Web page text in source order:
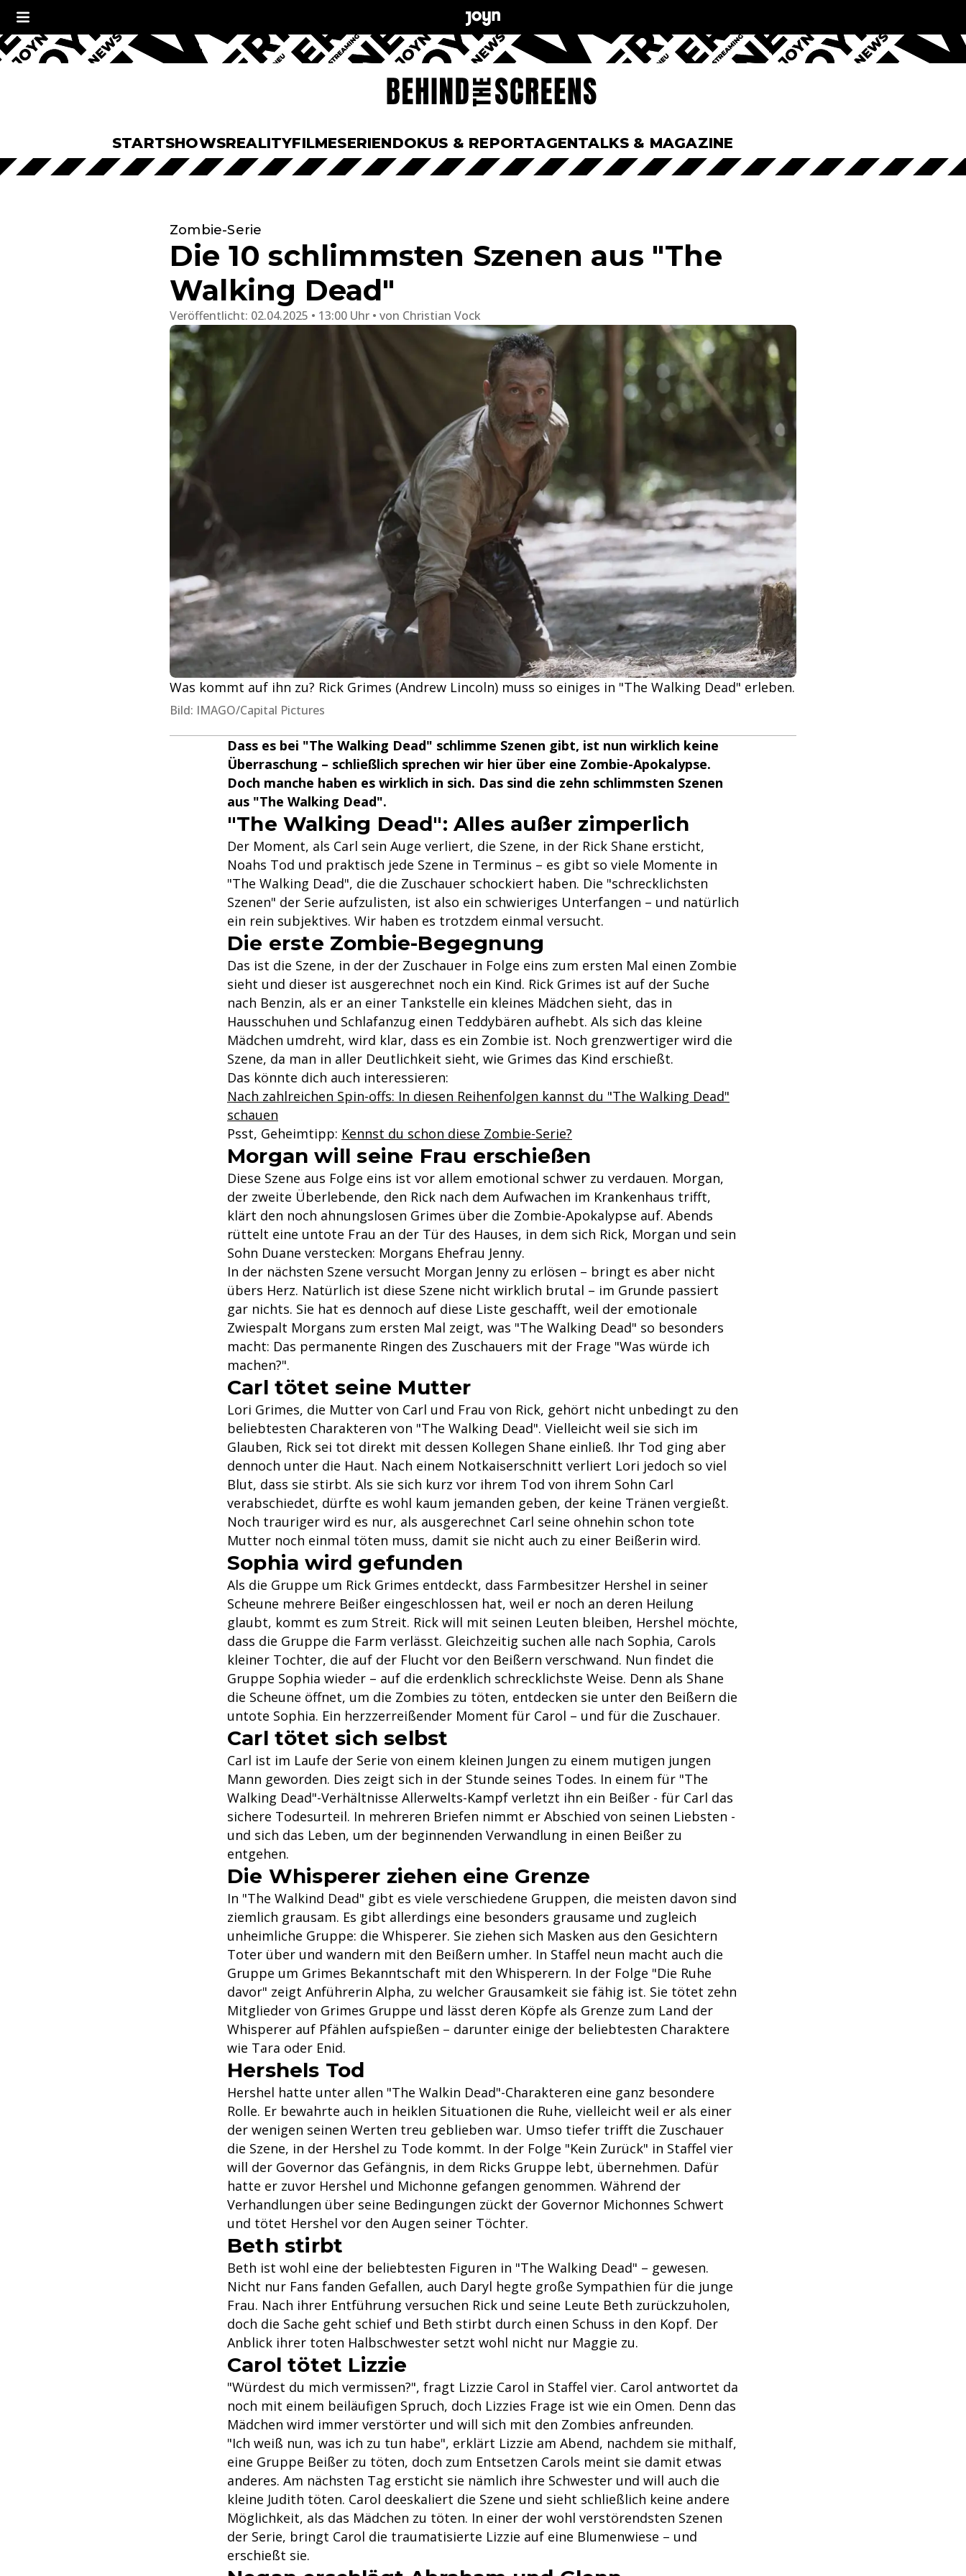
STARTSHOWSREALITYFILMESERIENDOKUS & REPORTAGENTALKS & MAGAZINE
Zombie-Serie
Die 10 schlimmsten Szenen aus "The
Walking Dead"
Veröffentlicht: 02.04.2025 • 13:00 Uhr von Christian Vock
Was kommt auf ihn zu? Rick Grimes (Andrew Lincoln) muss so einiges in "The Walking Dead" erleben.
Bild: IMAGO/Capital Pictures
Dass es bei "The Walking Dead" schlimme Szenen gibt, ist nun wirklich keine
Überraschung – schließlich sprechen wir hier über eine Zombie-Apokalypse.
Doch manche haben es wirklich in sich. Das sind die zehn schlimmsten Szenen
aus "The Walking Dead".
"The Walking Dead": Alles außer zimperlich
Der Moment, als Carl sein Auge verliert, die Szene, in der Rick Shane ersticht,
Noahs Tod und praktisch jede Szene in Terminus – es gibt so viele Momente in
"The Walking Dead", die die Zuschauer schockiert haben. Die "schrecklichsten
Szenen" der Serie aufzulisten, ist also ein schwieriges Unterfangen – und natürlich
ein rein subjektives. Wir haben es trotzdem einmal versucht.
Die erste Zombie-Begegnung
Das ist die Szene, in der der Zuschauer in Folge eins zum ersten Mal einen Zombie
sieht und dieser ist ausgerechnet noch ein Kind. Rick Grimes ist auf der Suche
nach Benzin, als er an einer Tankstelle ein kleines Mädchen sieht, das in
Hausschuhen und Schlafanzug einen Teddybären aufhebt. Als sich das kleine
Mädchen umdreht, wird klar, dass es ein Zombie ist. Noch grenzwertiger wird die
Szene, da man in aller Deutlichkeit sieht, wie Grimes das Kind erschießt.
Das könnte dich auch interessieren:
Nach zahlreichen Spin-offs: In diesen Reihenfolgen kannst du "The Walking Dead"
schauen
Psst, Geheimtipp: Kennst du schon diese Zombie-Serie?
Morgan will seine Frau erschießen
Diese Szene aus Folge eins ist vor allem emotional schwer zu verdauen. Morgan,
der zweite Überlebende, den Rick nach dem Aufwachen im Krankenhaus trifft,
klärt den noch ahnungslosen Grimes über die Zombie-Apokalypse auf. Abends
rüttelt eine untote Frau an der Tür des Hauses, in dem sich Rick, Morgan und sein
Sohn Duane verstecken: Morgans Ehefrau Jenny.
In der nächsten Szene versucht Morgan Jenny zu erlösen – bringt es aber nicht
übers Herz. Natürlich ist diese Szene nicht wirklich brutal – im Grunde passiert
gar nichts. Sie hat es dennoch auf diese Liste geschafft, weil der emotionale
Zwiespalt Morgans zum ersten Mal zeigt, was "The Walking Dead" so besonders
macht: Das permanente Ringen des Zuschauers mit der Frage "Was würde ich
machen?".
Carl tötet seine Mutter
Lori Grimes, die Mutter von Carl und Frau von Rick, gehört nicht unbedingt zu den
beliebtesten Charakteren von "The Walking Dead". Vielleicht weil sie sich im
Glauben, Rick sei tot direkt mit dessen Kollegen Shane einließ. Ihr Tod ging aber
dennoch unter die Haut. Nach einem Notkaiserschnitt verliert Lori jedoch so viel
Blut, dass sie stirbt. Als sie sich kurz vor ihrem Tod von ihrem Sohn Carl
verabschiedet, dürfte es wohl kaum jemanden geben, der keine Tränen vergießt.
Noch trauriger wird es nur, als ausgerechnet Carl seine ohnehin schon tote
Mutter noch einmal töten muss, damit sie nicht auch zu einer Beißerin wird.
Sophia wird gefunden
Als die Gruppe um Rick Grimes entdeckt, dass Farmbesitzer Hershel in seiner
Scheune mehrere Beißer eingeschlossen hat, weil er noch an deren Heilung
glaubt, kommt es zum Streit. Rick will mit seinen Leuten bleiben, Hershel möchte,
dass die Gruppe die Farm verlässt. Gleichzeitig suchen alle nach Sophia, Carols
kleiner Tochter, die auf der Flucht vor den Beißern verschwand. Nun findet die
Gruppe Sophia wieder – auf die erdenklich schrecklichste Weise. Denn als Shane
die Scheune öffnet, um die Zombies zu töten, entdecken sie unter den Beißern die
untote Sophia. Ein herzzerreißender Moment für Carol – und für die Zuschauer.
Carl tötet sich selbst
Carl ist im Laufe der Serie von einem kleinen Jungen zu einem mutigen jungen
Mann geworden. Dies zeigt sich in der Stunde seines Todes. In einem für "The
Walking Dead"-Verhältnisse Allerwelts-Kampf verletzt ihn ein Beißer - für Carl das
sichere Todesurteil. In mehreren Briefen nimmt er Abschied von seinen Liebsten -
und sich das Leben, um der beginnenden Verwandlung in einen Beißer zu
entgehen.
Die Whisperer ziehen eine Grenze
In "The Walkind Dead" gibt es viele verschiedene Gruppen, die meisten davon sind
ziemlich grausam. Es gibt allerdings eine besonders grausame und zugleich
unheimliche Gruppe: die Whisperer. Sie ziehen sich Masken aus den Gesichtern
Toter über und wandern mit den Beißern umher. In Staffel neun macht auch die
Gruppe um Grimes Bekanntschaft mit den Whisperern. In der Folge "Die Ruhe
davor" zeigt Anführerin Alpha, zu welcher Grausamkeit sie fähig ist. Sie tötet zehn
Mitglieder von Grimes Gruppe und lässt deren Köpfe als Grenze zum Land der
Whisperer auf Pfählen aufspießen – darunter einige der beliebtesten Charaktere
wie Tara oder Enid.
Hershels Tod
Hershel hatte unter allen "The Walkin Dead"-Charakteren eine ganz besondere
Rolle. Er bewahrte auch in heiklen Situationen die Ruhe, vielleicht weil er als einer
der wenigen seinen Werten treu geblieben war. Umso tiefer trifft die Zuschauer
die Szene, in der Hershel zu Tode kommt. In der Folge "Kein Zurück" in Staffel vier
will der Governor das Gefängnis, in dem Ricks Gruppe lebt, übernehmen. Dafür
hatte er zuvor Hershel und Michonne gefangen genommen. Während der
Verhandlungen über seine Bedingungen zückt der Governor Michonnes Schwert
und tötet Hershel vor den Augen seiner Töchter.
Beth stirbt
Beth ist wohl eine der beliebtesten Figuren in "The Walking Dead" – gewesen.
Nicht nur Fans fanden Gefallen, auch Daryl hegte große Sympathien für die junge
Frau. Nach ihrer Entführung versuchen Rick und seine Leute Beth zurückzuholen,
doch die Sache geht schief und Beth stirbt durch einen Schuss in den Kopf. Der
Anblick ihrer toten Halbschwester setzt wohl nicht nur Maggie zu.
Carol tötet Lizzie
"Würdest du mich vermissen?", fragt Lizzie Carol in Staffel vier. Carol antwortet da
noch mit einem beiläufigen Spruch, doch Lizzies Frage ist wie ein Omen. Denn das
Mädchen wird immer verstörter und will sich mit den Zombies anfreunden.
"Ich weiß nun, was ich zu tun habe", erklärt Lizzie am Abend, nachdem sie mithalf,
eine Gruppe Beißer zu töten, doch zum Entsetzen Carols meint sie damit etwas
anderes. Am nächsten Tag ersticht sie nämlich ihre Schwester und will auch die
kleine Judith töten. Carol deeskaliert die Szene und sieht schließlich keine andere
Möglichkeit, als das Mädchen zu töten. In einer der wohl verstörendsten Szenen
der Serie, bringt Carol die traumatisierte Lizzie auf eine Blumenwiese – und
erschießt sie.